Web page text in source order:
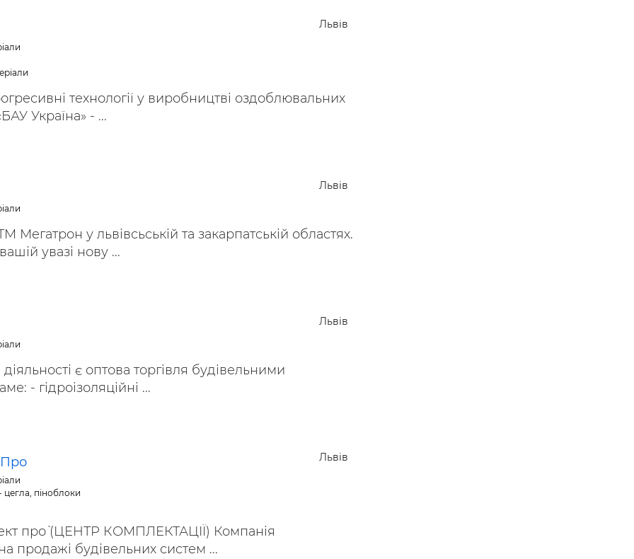
Львів
технології у виробництві оздоблювальних
Україна» - ...
Львів
у львівсьській та закарпатській областях.
увазі нову ...
Львів
є оптова торгівля будівельними
- гідроізоляційні ...
Львів
цегла, піноблоки
про` (ЦЕНТР КОМПЛЕКТАЦІЇ) Компанія
продажі будівельних систем ...